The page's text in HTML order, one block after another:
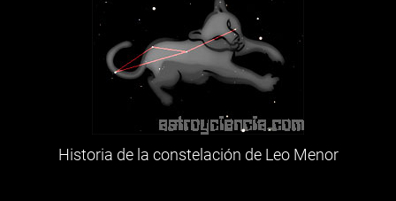
Historia de la constelación de Leo Menor